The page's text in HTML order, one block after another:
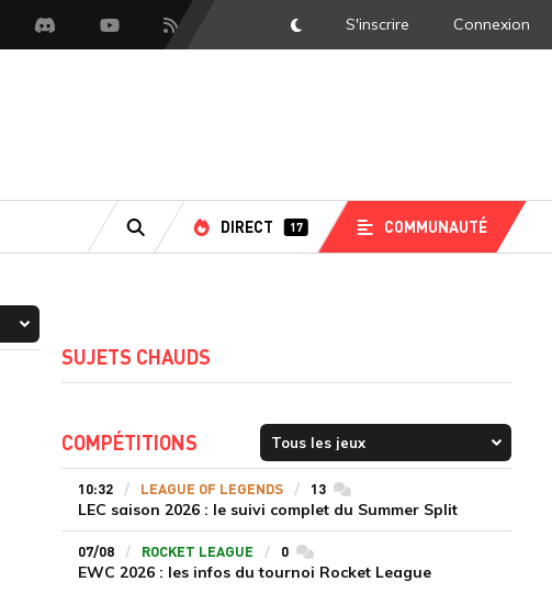
Discord YoutubeFlux RSS DarkMode
S'inscrire Connexion
RECHERCHE
DIRECT 17 COMMUNAUTÉ
SUJETS CHAUDS
COMPÉTITIONS
10:32 LEAGUE OF LEGENDS 13commentaires
LEC saison 2026 : le suivi complet du Summer Split
07/08 ROCKET LEAGUE 0commentaires
EWC 2026 : les infos du tournoi Rocket League